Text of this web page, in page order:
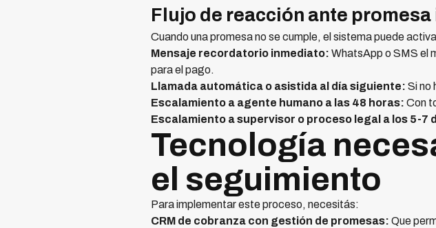
Flujo de reacción ante
Cuando una promesa no se cumple, el sistema puede
Mensaje recordatorio inmediato: WhatsApp o SMS el
para el pago.
Llamada automática o asistida al día siguiente: Si no
Escalamiento a agente humano a las 48 horas: Con
Escalamiento a supervisor o proceso legal a los 5-7
Tecnología
el seguimiento
Para implementar este proceso, necesitás:
CRM de cobranza con gestión de promesas: Que